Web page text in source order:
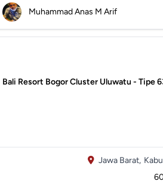
Muhammad Anas M Arif
Bali Resort Bogor Cluster Uluwatu - Tipe
Jawa Barat,